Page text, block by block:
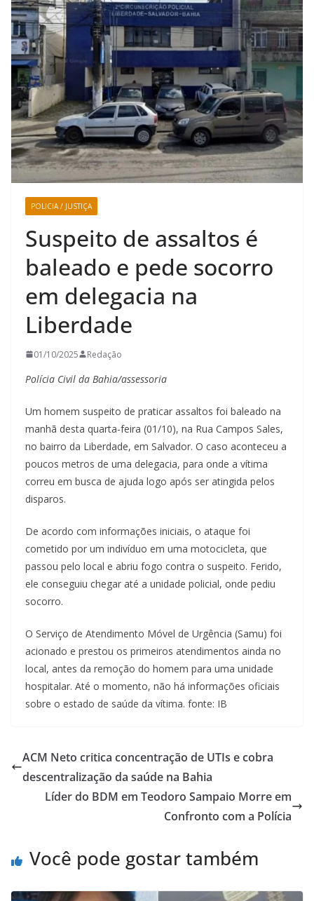
POLICIA / JUSTIÇA
Suspeito de assaltos é
baleado e pede socorro
em delegacia na
Liberdade
01/10/2025 Redação
Polícia Civil da Bahia/assessoria
Um homem suspeito de praticar assaltos foi baleado na
manhã desta quarta-feira (01/10), na Rua Campos Sales,
no bairro da Liberdade, em Salvador. O caso aconteceu a
poucos metros de uma delegacia, para onde a vítima
correu em busca de ajuda logo após ser atingida pelos
disparos.
De acordo com informações iniciais, o ataque foi
cometido por um indivíduo em uma motocicleta, que
passou pelo local e abriu fogo contra o suspeito. Ferido,
ele conseguiu chegar até a unidade policial, onde pediu
socorro.
O Serviço de Atendimento Móvel de Urgência (Samu) foi
acionado e prestou os primeiros atendimentos ainda no
local, antes da remoção do homem para uma unidade
hospitalar. Até o momento, não há informações oficiais
sobre o estado de saúde da vítima. fonte: IB
ACM Neto critica concentração de UTIs e cobra
descentralização da saúde na Bahia
Líder do BDM em Teodoro Sampaio Morre em
Confronto com a Polícia
Você pode gostar também